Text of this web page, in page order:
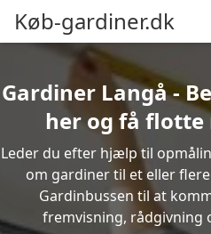
Køb-gardiner.dk
Gardiner Langå -
her og få
Leder du efter hjælp til
om gardiner til et eller
Gardinbussen til at
fremvisning, rådgivning